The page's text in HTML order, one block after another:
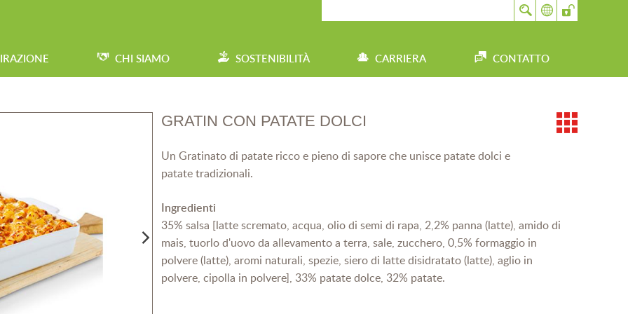
CHI SIAMO SOSTENIBILITÀ CARRIERA CONTATTO
GRATIN CON PATATE DOLCI
Un Gratinato di patate ricco e pieno di sapore che unisce patate dolci e
patate tradizionali.
Ingredienti
35% salsa [latte scremato, acqua, olio di semi di rapa, 2,2% panna (latte), amido di
mais, tuorlo d'uovo da allevamento a terra, sale, zucchero, 0,5% formaggio in
polvere (latte), aromi naturali, spezie, siero di latte disidratato (latte), aglio in
polvere, cipolla in polvere], 33% patate dolce, 32% patate.